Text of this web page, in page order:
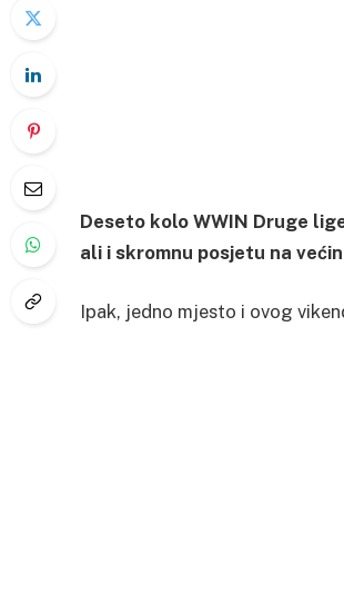
Deseto kolo WWIN Druge
ali i skromnu posjetu na
Ipak, jedno mjesto i ovog